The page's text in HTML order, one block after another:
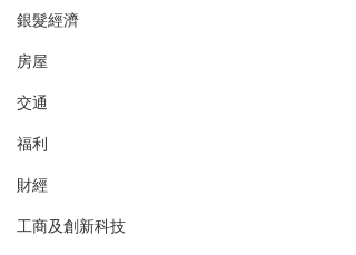
銀髮經濟
房屋
交通
福利
財經
工商及創新科技